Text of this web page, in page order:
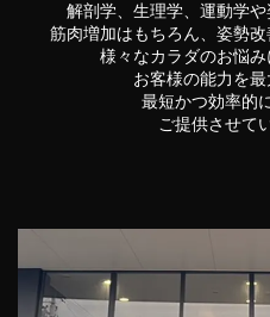
解剖学、生理学、運動学や
筋肉増加はもちろん、 姿勢改
様々なカラダのお悩み
お客様の能力を最
最短かつ効率的
ご提供させて